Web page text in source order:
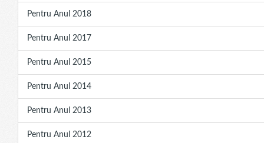
Pentru Anul 2018
Pentru Anul 2017
Pentru Anul 2015
Pentru Anul 2014
Pentru Anul 2013
Pentru Anul 2012